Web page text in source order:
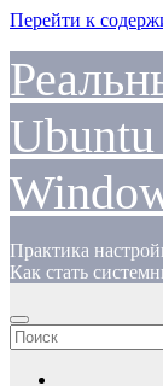
Перейти к
Практика
Как стать